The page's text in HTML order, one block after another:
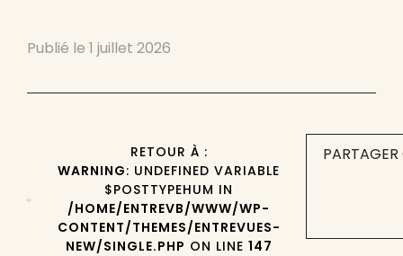
Publié le 1 juillet 2026
RETOUR À :
WARNING: UNDEFINED VARIABLE
$POSTTYPEHUM IN
/HOME/ENTREVB/WWW/WP-
CONTENT/THEMES/ENTREVUES-
NEW/SINGLE.PHP ON LINE 147